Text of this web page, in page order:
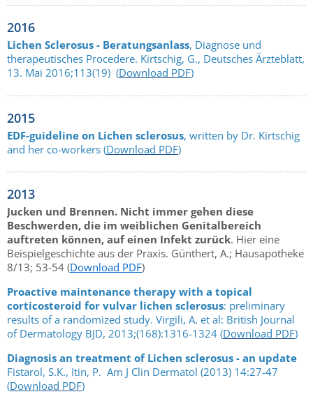
2016
Lichen Sclerosus - Beratungsanlass, Diagnose und
therapeutisches Procedere. Kirtschig, G., Deutsches Ärzteblatt,
13. Mai 2016;113(19) (Download PDF)
2015
EDF-guideline on Lichen sclerosus, written by Dr. Kirtschig
and her co-workers (Download PDF)
2013
Jucken und Brennen. Nicht immer gehen diese
Beschwerden, die im weiblichen Genitalbereich
auftreten können, auf einen Infekt zurück. Hier eine
Beispielgeschichte aus der Praxis. Günthert, A.; Hausapotheke
8/13; 53-54 (Download PDF)
Proactive maintenance therapy with a topical
corticosteroid for vulvar lichen sclerosus: preliminary
results of a randomized study. Virgili, A. et al: British Journal
of Dermatology BJD, 2013;(168):1316-1324 (Download PDF)
Diagnosis an treatment of Lichen sclerosus - an update
Fistarol, S.K., Itin, P. Am J Clin Dermatol (2013) 14:27-47
(Download PDF)